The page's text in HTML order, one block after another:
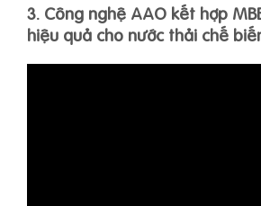
3. Công nghệ AAO kết hợp
hiệu quả cho nước thải chế